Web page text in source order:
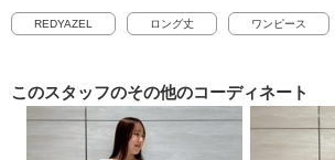
REDYAZEL ロング丈 ワンピース
このスタッフのその他のコーディネート